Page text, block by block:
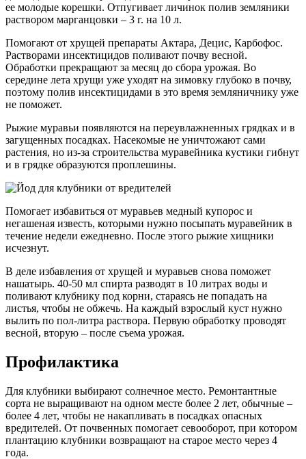
ее молодые корешки. Отпугивает личинок полив земляники
раствором марганцовки – 3 г. на 10 л.
Помогают от хрущей препараты Актара, Децис, Карбофос.
Растворами инсектицидов поливают почву весной.
Обработки прекращают за месяц до сбора урожая. Во
середине лета хрущи уже уходят на зимовку глубоко в почву,
поэтому полив инсектицидами в это время земляничнику уже
не поможет.
Рыжие муравьи появляются на переувлажненных грядках и в
загущенных посадках. Насекомые не уничтожают сами
растения, но из-за строительства муравейника кустики гибнут
и в грядке образуются проплешины.
Помогает избавиться от муравьев медный купорос и
негашеная известь, которыми нужно посыпать муравейник в
течение недели ежедневно. После этого рыжие хищники
исчезнут.
В деле избавления от хрущей и муравьев снова поможет
нашатырь. 40-50 мл спирта разводят в 10 литрах воды и
поливают клубнику под корни, стараясь не попадать на
листья, чтобы не обжечь. На каждый взрослый куст нужно
вылить по пол-литра раствора. Первую обработку проводят
весной, вторую – после съема урожая.
Профилактика
Для клубники выбирают солнечное место. Ремонтантные
сорта не выращивают на одном месте более 2 лет, обычные –
более 4 лет, чтобы не накапливать в посадках опасных
вредителей. От почвенных помогает севооборот, при котором
плантацию клубники возвращают на старое место через 4
года.